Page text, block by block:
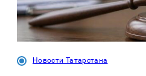
Новости Татарстана